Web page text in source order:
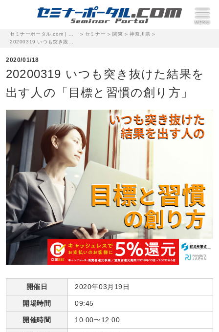
> セミナー > 関東 >神奈川県 >
2020/01/18
20200319 いつも突き抜けた結果を
出す人の「目標と習慣の創り方」
開催日 2020年03月19日
開場時間 09:45
開催時間 10:00〜12:00